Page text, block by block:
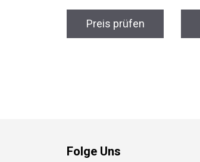
Preis prüfen
Folge Uns